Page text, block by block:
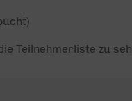
Teilnehmerliste zu